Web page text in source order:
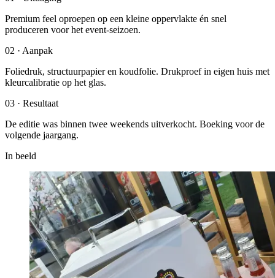
Premium feel oproepen op een kleine oppervlakte én snel
produceren voor het event-seizoen.
02 · Aanpak
Foliedruk, structuurpapier en koudfolie. Drukproef in eigen huis met
kleurcalibratie op het glas.
03 · Resultaat
De editie was binnen twee weekends uitverkocht. Boeking voor de
volgende jaargang.
In beeld